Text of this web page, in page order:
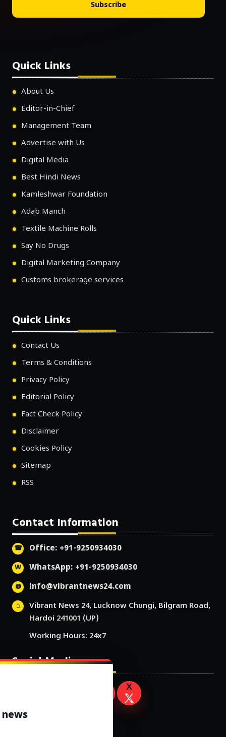
Subscribe
Quick Links
About Us
Editor-in-Chief
Management Team
Advertise with Us
Digital Media
Best Hindi News
Kamleshwar Foundation
Adab Manch
Textile Machine Rolls
Say No Drugs
Digital Marketing Company
Customs brokerage services
Quick Links
Contact Us
Terms & Conditions
Privacy Policy
Editorial Policy
Fact Check Policy
Disclaimer
Cookies Policy
Sitemap
RSS
Contact Information
Office: +91-9250934030
WhatsApp: +91-9250934030
info@vibrantnews24.com
Vibrant News 24, Lucknow Chungi, Bilgram Road,
Hardoi 241001 (UP)
Working Hours: 24x7
Social Media